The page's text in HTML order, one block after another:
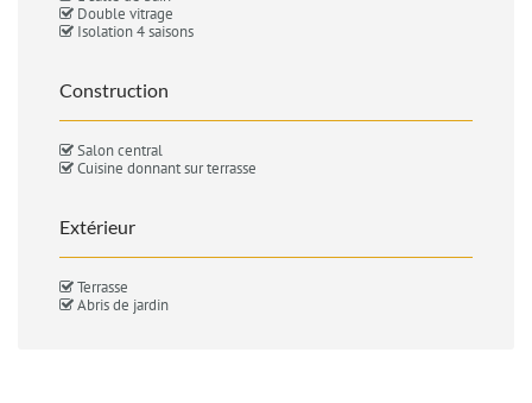
Double vitrage
Isolation 4 saisons
Construction
Salon central
Cuisine donnant sur terrasse
Extérieur
Terrasse
Abris de jardin